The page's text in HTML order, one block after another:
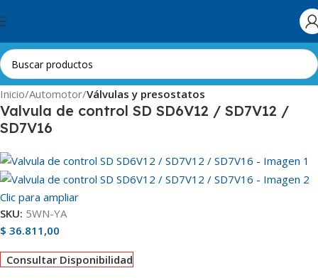
Skip to navigation
Inicio Automotor Válvulas y presostatos
Valvula de control SD SD6V12 / SD7V12 /
SD7V16
Clic para ampliar
SKU: 5WN-YA
$ 36.811,00
Consultar Disponibilidad